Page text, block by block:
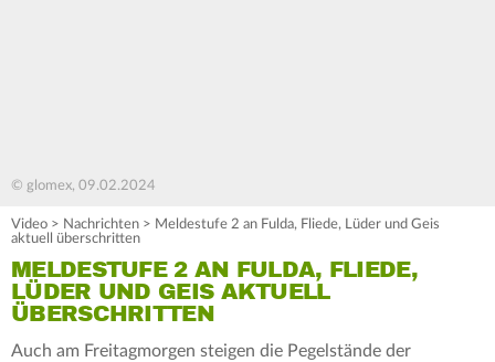
© glomex, 09.02.2024
Video > Nachrichten > Meldestufe 2 an Fulda, Fliede, Lüder und Geis
aktuell überschritten
MELDESTUFE 2 AN FULDA, FLIEDE,
LÜDER UND GEIS AKTUELL
ÜBERSCHRITTEN
Auch am Freitagmorgen steigen die Pegelstände der